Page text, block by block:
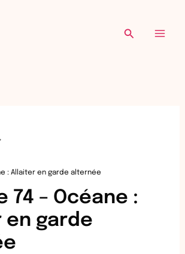
: Allaiter en garde alternée
74 – Océane :
en garde